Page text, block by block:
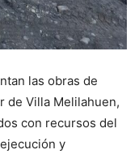
las obras de
de Villa Melilahuen,
con recursos del
y